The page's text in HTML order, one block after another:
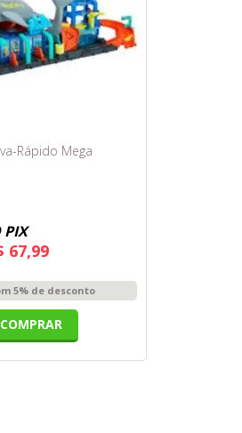
Rápido Mega
PIX
67,99
5% de desconto